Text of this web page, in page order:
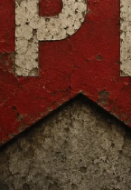
escritora
é o